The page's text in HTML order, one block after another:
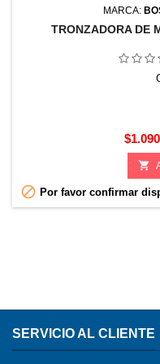
MARCA:
TRONZADORA DE
Precio

 Por favor confirmar
SERVICIO AL CLIENTE